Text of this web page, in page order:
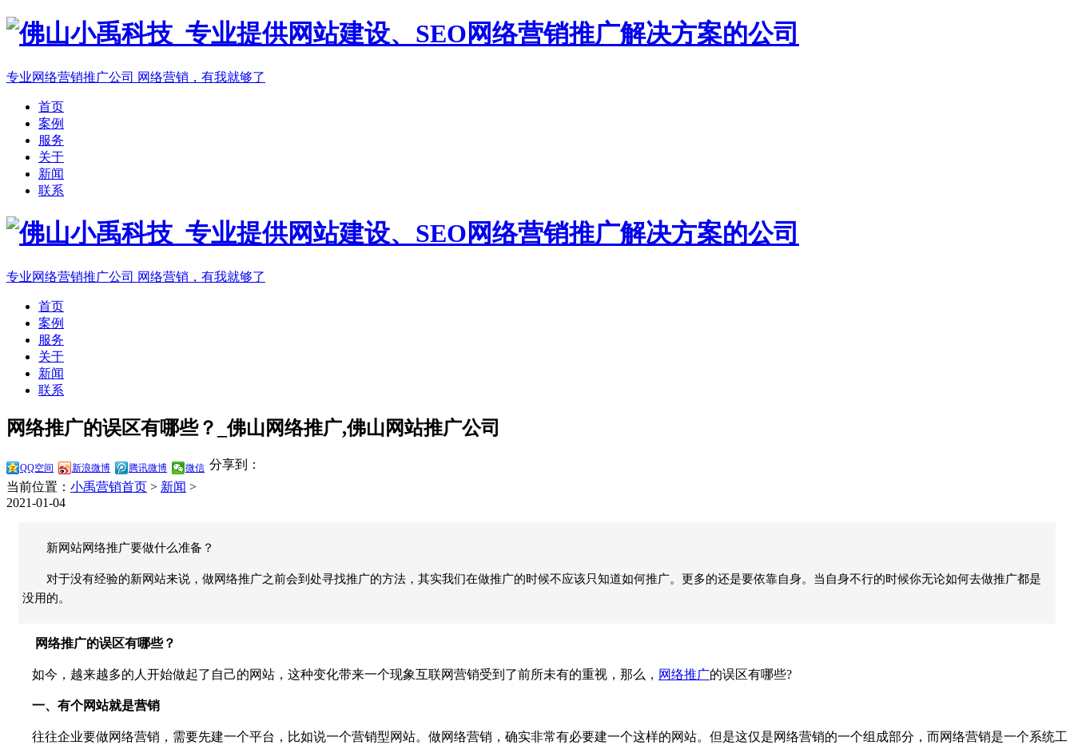
专业网络营销推广公司 网络营销，有我就够了
首页
案例
服务
关于
新闻
联系
专业网络营销推广公司 网络营销，有我就够了
首页
案例
服务
关于
新闻
联系
网络推广的误区有哪些？_佛山网络推广,佛山网站推广公司
分享到：
QQ空间 新浪微博 腾讯微博 微信
当前位置： 小禹营销首页 > 新闻 >
2021-01-04
新网站网络推广要做什么准备？
对于没有经验的新网站来说，做网络推广之前会到处寻找推广的方法，其实我们在做推广的时候不应该只知道如何推广。更多的还是要依靠自身。当自身不行的时候你无论如何去做推广都是
没用的。
网络推广的误区有哪些？
如今，越来越多的人开始做起了自己的网站，这种变化带来一个现象互联网营销受到了前所未有的重视，那么， 网络推广的误区有哪些?
一、有个网站就是营销
往往企业要做网络营销，需要先建一个平台，比如说一个营销型网站。做网络营销，确实非常有必要建一个这样的网站。但是这仅是网络营销的一个组成部分，而网络营销是一个系统工